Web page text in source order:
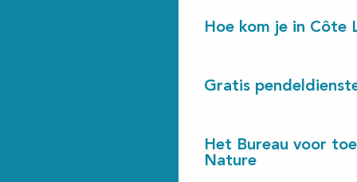
Hoe kom je in Côte
Gratis
Het Bureau voor
Nature